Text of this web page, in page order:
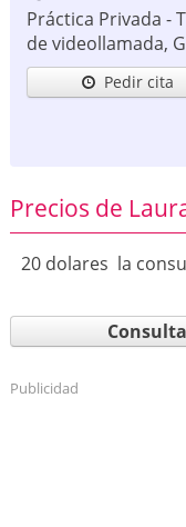
Práctica Privada -
de videollamada,
Pedir cita
Precios de
20 dolares la
Publicidad